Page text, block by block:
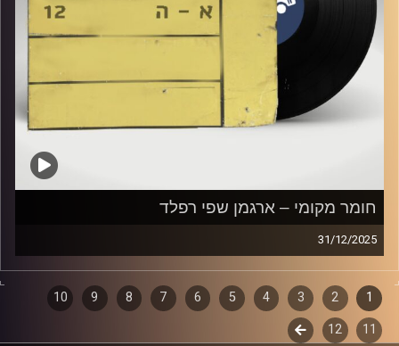
חומר מקומי – ארגמן שפי רפלד
31/12/2025
שעה של מוזיקה ישראלית עם ארגמן שפי רפלד
קרדיט תמונות:Elior Buchnik
דפדוף
פרקים
1
2
3
4
5
6
7
8
9
10
11
12
לשלב